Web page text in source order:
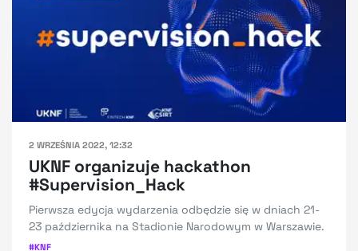
2 WRZEŚNIA 2022, 12:32
UKNF organizuje hackathon
#Supervision_Hack
Pierwsza edycja wydarzenia odbędzie się w dniach 21-
23 października na Stadionie Narodowym w Warszawie.
#KNF